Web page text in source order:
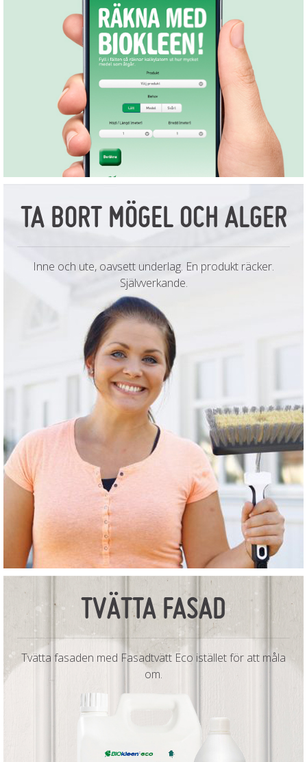
TA BORT MÖGEL OCH ALGER
Inne och ute, oavsett underlag. En produkt räcker.
Självverkande.
TVÄTTA FASAD
Tvätta fasaden med Fasadtvätt Eco istället för att måla
om.